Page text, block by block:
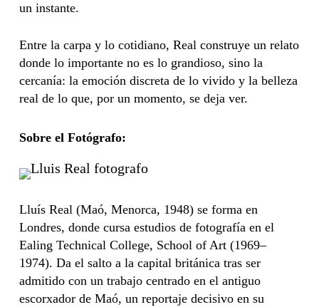
un instante.
Entre la carpa y lo cotidiano, Real construye un relato
donde lo importante no es lo grandioso, sino la
cercanía: la emoción discreta de lo vivido y la belleza
real de lo que, por un momento, se deja ver.
Sobre el Fotógrafo:
Lluís Real (Maó, Menorca, 1948) se forma en
Londres, donde cursa estudios de fotografía en el
Ealing Technical College, School of Art (1969–
1974). Da el salto a la capital británica tras ser
admitido con un trabajo centrado en el antiguo
escorxador de Maó, un reportaje decisivo en su